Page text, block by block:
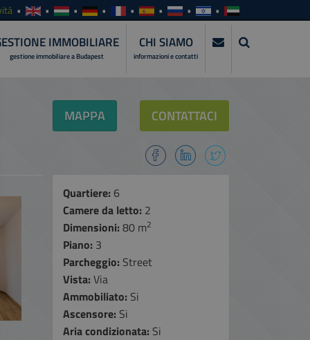
IMMOBILIARE
gestione immobiliare a Budapest
CHI SIAMO
informazioni e contatti
MAPPA CONTATTACI
Quartiere: 6
Camere da letto: 2
Dimensioni: 80 m2
Piano: 3
Parcheggio: Street
Vista: Via
Ammobiliato: Si
Ascensore: Si
Aria condizionata: Si